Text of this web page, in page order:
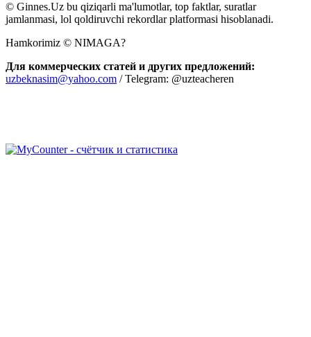
© Ginnes.Uz bu qiziqarli ma'lumotlar, top faktlar, suratlar
jamlanmasi, lol qoldiruvchi rekordlar platformasi hisoblanadi.
Hamkorimiz © NIMAGA?
Для коммерческих статей и других предложений:
uzbeknasim@yahoo.com / Telegram: @uzteacheren